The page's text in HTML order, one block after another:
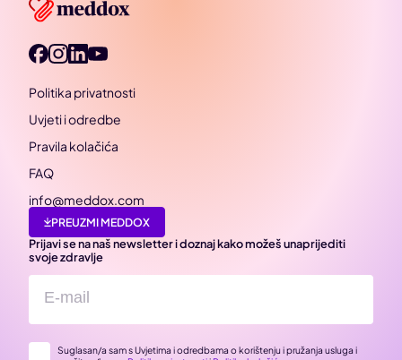
Politika privatnosti
Uvjeti i odredbe
Pravila kolačića
FAQ
info@meddox.com
PREUZMI MEDDOX
Prijavi se na naš newsletter i doznaj kako možeš unaprijediti
svoje zdravlje
Suglasan/a sam s Uvjetima i odredbama o korištenju i pružanja usluga i